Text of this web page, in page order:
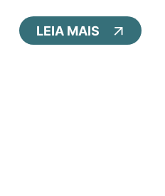
LEIA MAIS